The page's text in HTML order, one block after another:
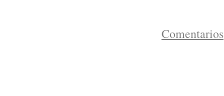
Comentarios